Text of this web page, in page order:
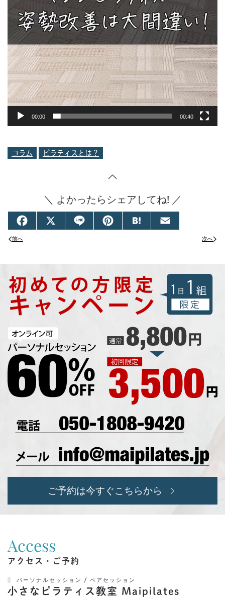
00:00 00:40
コラム ピラティスとは？
＼ よかったらシェアしてね! ／
Facebook Pinterest Hatena
前へ 次へ
ご予約は今すぐこちらから
Access
アクセス・ご予約
パーソナルセッション / ペアセッション
小さなピラティス教室 Maipilates